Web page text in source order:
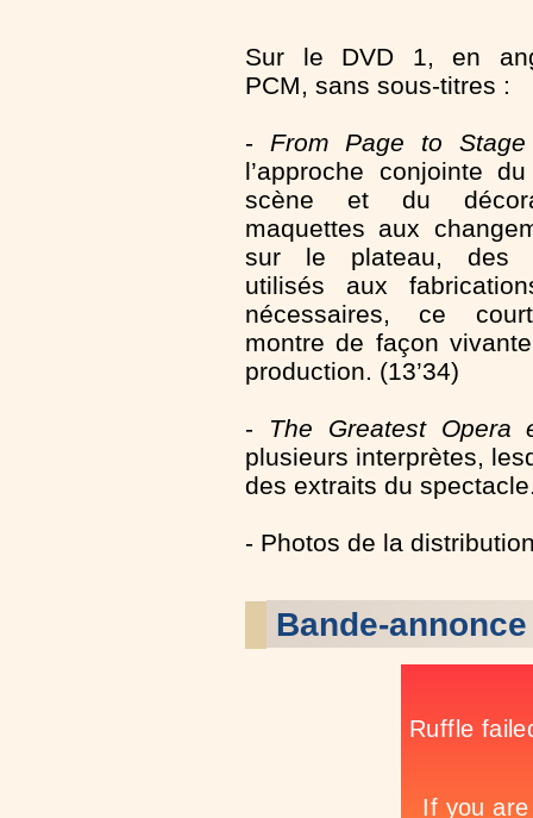
Sur le DVD 1, en
PCM, sans sous-titres :
- From Page to Stage
l’approche conjointe
scène et du
maquettes aux
sur le plateau, des
utilisés aux
nécessaires, ce
montre de façon
production. (13’34)
- The Greatest Opera
plusieurs interprètes,
des extraits du
- Photos de la
Bande-